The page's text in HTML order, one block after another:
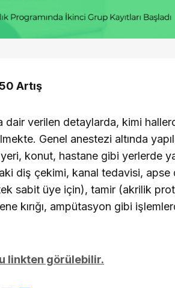
Artış
dair verilen detaylarda, kimi
Genel anestezi altında
konut, hastane gibi yerlerde
diş çekimi, kanal tedavisi,
sabit üye için), tamir (akrilik
kırığı, ampütasyon gibi
linkten görülebilir.